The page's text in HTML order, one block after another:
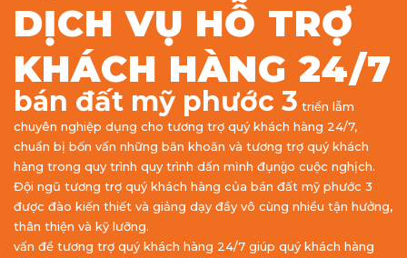
DỊCH VỤ HỖ TRỢ
KHÁCH HÀNG 24/7
bán đất mỹ phước 3 triển lẵm
chuyên nghiệp dụng cho tương trợ quý khách hàng 24/7,
chuẩn bị bốn vấn những băn khoăn và tương trợ quý khách
hàng trong quy trình quy trình dấn mình đụng̀o cuộc nghịch.
Đội ngũ tương trợ quý khách hàng của bán đất mỹ phước 3
được đào kiến thiết và giảng dạy đầy vô cùng nhiều tận hưởng,
thân thiện và kỹ lưỡng.
vấn đề tương trợ quý khách hàng 24/7 giúp quý khách hàng